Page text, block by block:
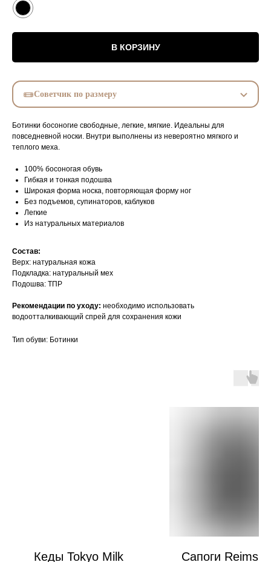
В КОРЗИНУ
Советчик по размеру
Ботинки босоногие свободные, легкие, мягкие. Идеальны для
повседневной носки. Внутри выполнены из невероятно мягкого и
теплого меха.
100% босоногая обувь
Гибкая и тонкая подошва
Широкая форма носка, повторяющая форму ног
Без подъемов, супинаторов, каблуков
Легкие
Из натуральных материалов
Состав:
Верх: натуральная кожа
Подкладка: натуральный мех
Подошва: ТПР
Рекомендации по уходу: необходимо использовать
водоотталкивающий спрей для сохранения кожи
Тип обуви: Ботинки
Кеды Tokyo Milk Сапоги Reims